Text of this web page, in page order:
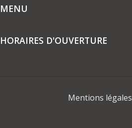
MENU
HORAIRES D'OUVERTURE
Mentions légales